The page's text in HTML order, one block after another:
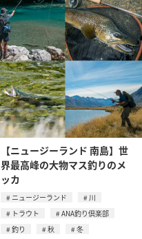
【ニュージーランド 南島】世
界最高峰の大物マス釣りのメ
ッカ
ニュージーランド
川
トラウト
ANA釣り倶楽部
釣り
秋 冬